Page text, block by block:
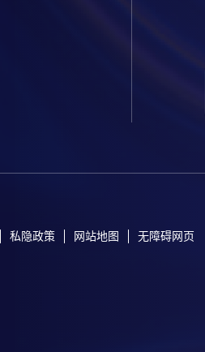
私隐政策 网站地图 无障碍网页